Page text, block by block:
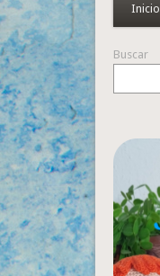
Inicio
Buscar